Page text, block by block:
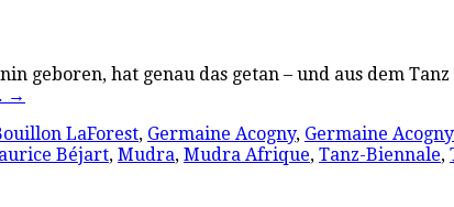
geboren, hat genau das getan – und aus dem
→
LaForest, Germaine Acogny, Germaine
Béjart, Mudra, Mudra Afrique, Tanz-Biennale,